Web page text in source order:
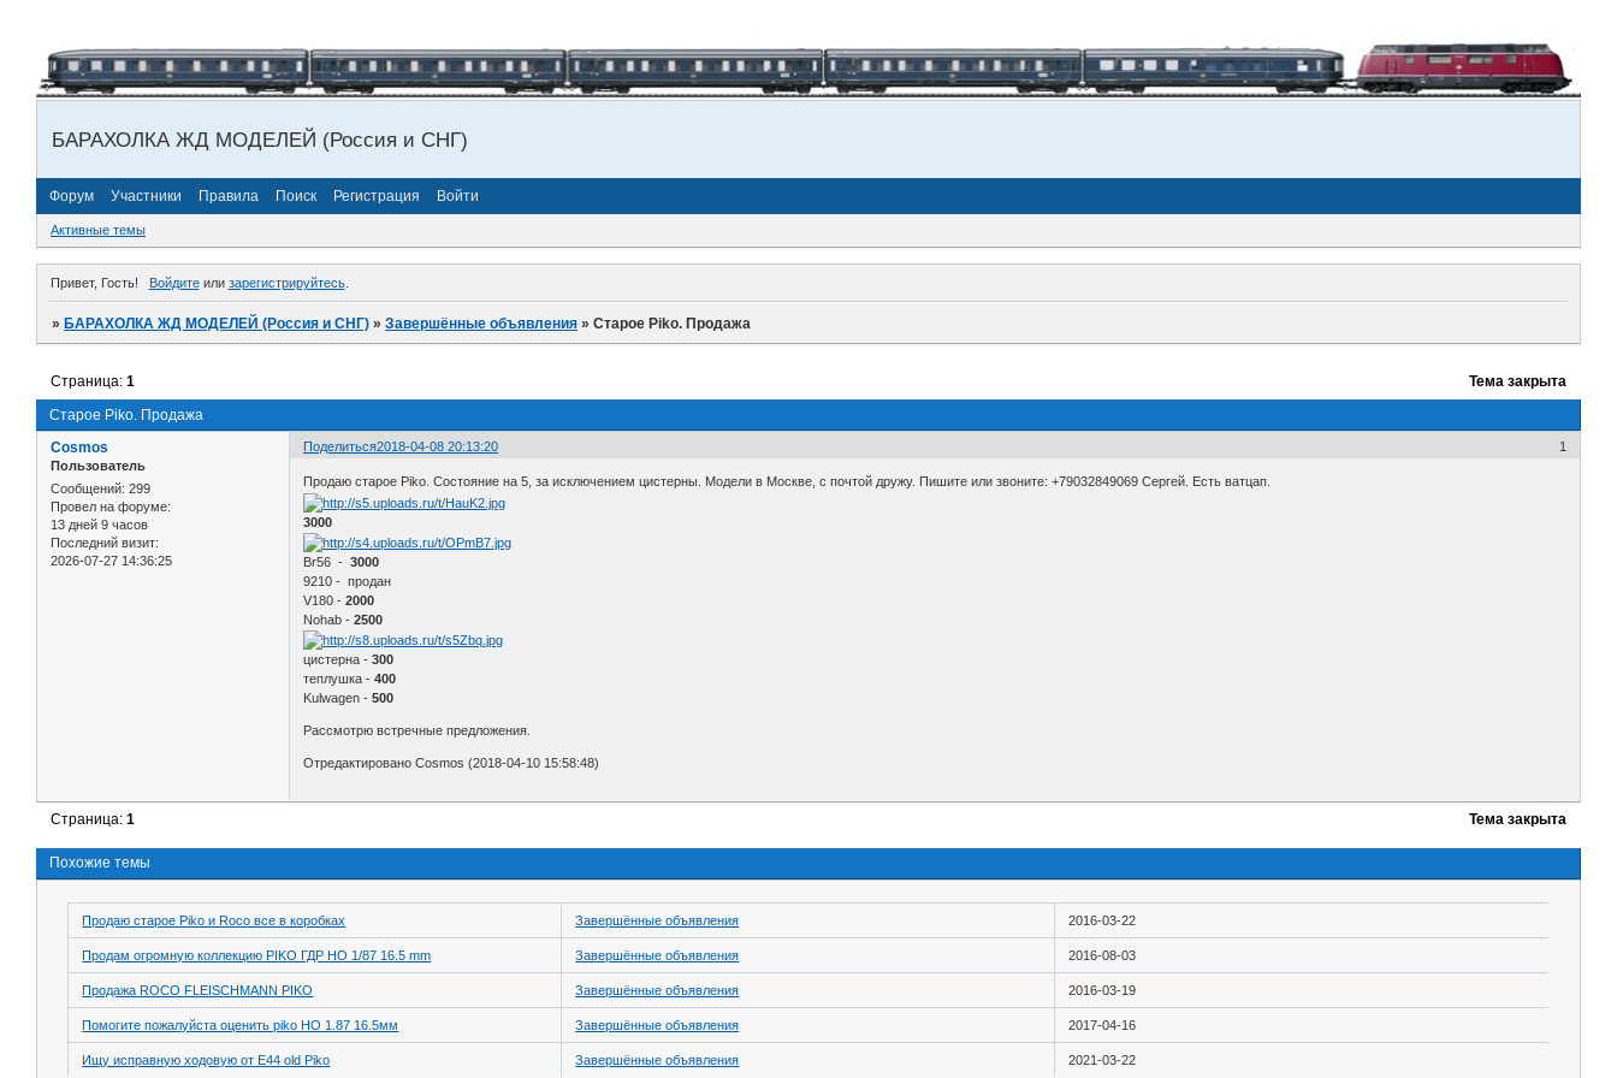
БАРАХОЛКА ЖД МОДЕЛЕЙ (Россия и СНГ)
Форум Участники Правила Поиск Регистрация Войти
Активные темы
Привет, Гость! Войдитеили зарегистрируйтесь.
»БАРАХОЛКА ЖД МОДЕЛЕЙ (Россия и СНГ) »Завершённые объявления »Старое Piko. Продажа
Старое Piko. Продажа
Страница:1 Тема закрыта
Поделиться 1
2018-04-08 20:13:20
Cosmos
Пользователь
Сообщений: 299
Провел на форуме:
13 дней 9 часов
Последний визит:
2026-07-27 14:36:25
Продаю старое Piko. Cocтояние на 5, за исключением цистерны. Модели в Москве, с почтой дружу. Пишите или звоните: +79032849069 Сергей. Есть ватцап.
3000
Br56 -3000
9210 - продан
V180 -2000
Nohab -2500
цистерна -300
теплушка -400
Kulwagen -500
Рассмотрю встречные предложения.
Отредактировано Cosmos (2018-04-10 15:58:48)
Тема закрыта
Страница:1
Похожие темы
Продаю старое Piko и Roco все в коробках Завершённые объявления 2016-03-22
Продам огромную коллекцию PIKO ГДР HO 1/87 16.5 mm Завершённые объявления 2016-08-03
Продажа ROCO FLEISCHMANN PIKO Завершённые объявления 2016-03-19
Помогите пожалуйста оценить piko HO 1.87 16.5мм Завершённые объявления 2017-04-16
Ищу исправную ходовую от Е44 old Piko Завершённые объявления 2021-03-22